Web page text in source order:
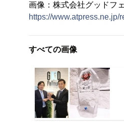
画像：株式会社グッドフ
https://
すべての画像